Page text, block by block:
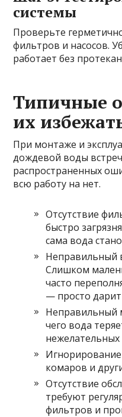
системы
Проверьте
фильтров и насосов.
работает без
Типичные
их
При монтаже и
дождевой воды
распространенных
всю работу на нет.
Отсутствие
быстро
сама вода
Неправильный
Слишком
часто
— просто
Неправильный
чего вода
нежелательных
комаров и
Отсутствие
требуют
фильтров и